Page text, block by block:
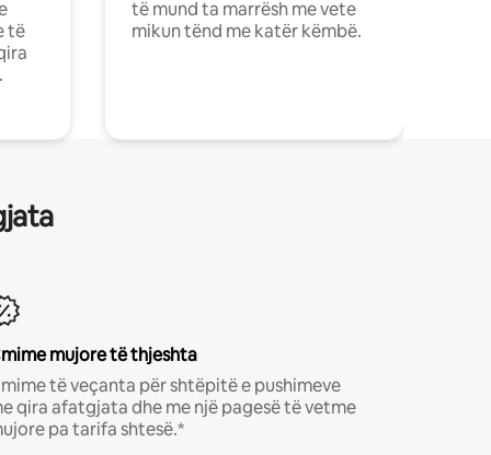
të
të mund ta marrësh me vete
mikun tënd me katër këmbë.
mujore të thjeshta
të veçanta për shtëpitë e pushimeve
qira afatgjata dhe me një pagesë të vetme
pa tarifa shtesë.*